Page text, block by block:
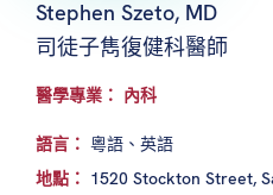
Stephen Szeto, MD
司徒子雋復健科醫師
醫學專業： 內科
語言： 粵語、英語
地點： 1520 Stockton Street,